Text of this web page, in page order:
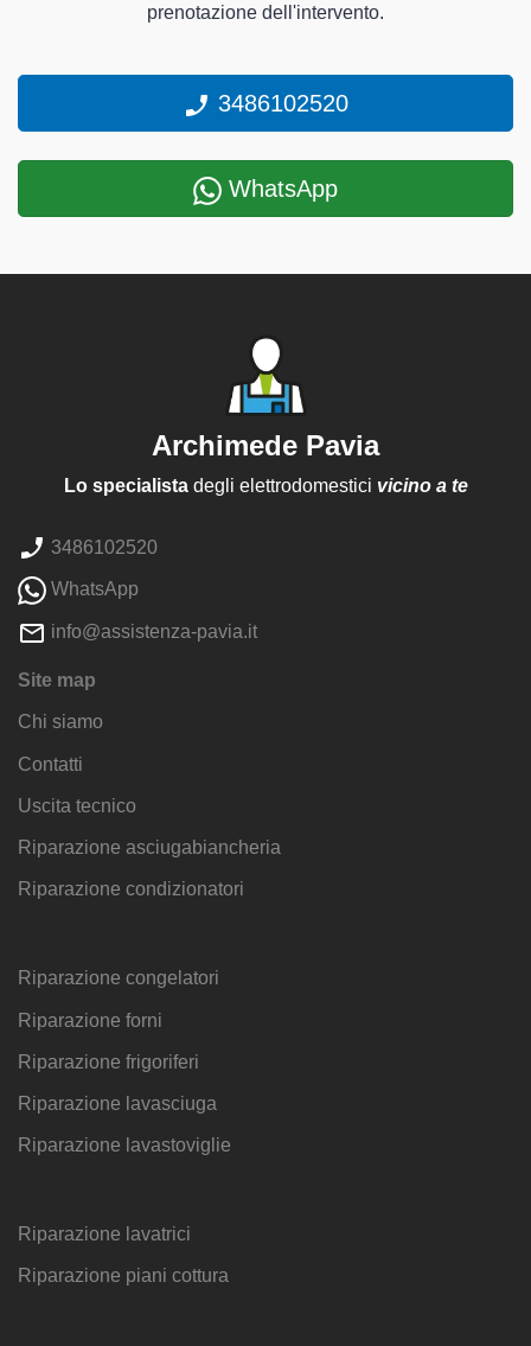
prenotazione dell'intervento.
3486102520
WhatsApp
Archimede Pavia
Lo specialistadegli elettrodomestici vicino a te
3486102520
WhatsApp
info@assistenza-pavia.it
Site map
Chi siamo
Contatti
Uscita tecnico
Riparazione asciugabiancheria
Riparazione condizionatori
Riparazione congelatori
Riparazione forni
Riparazione frigoriferi
Riparazione lavasciuga
Riparazione lavastoviglie
Riparazione lavatrici
Riparazione piani cottura